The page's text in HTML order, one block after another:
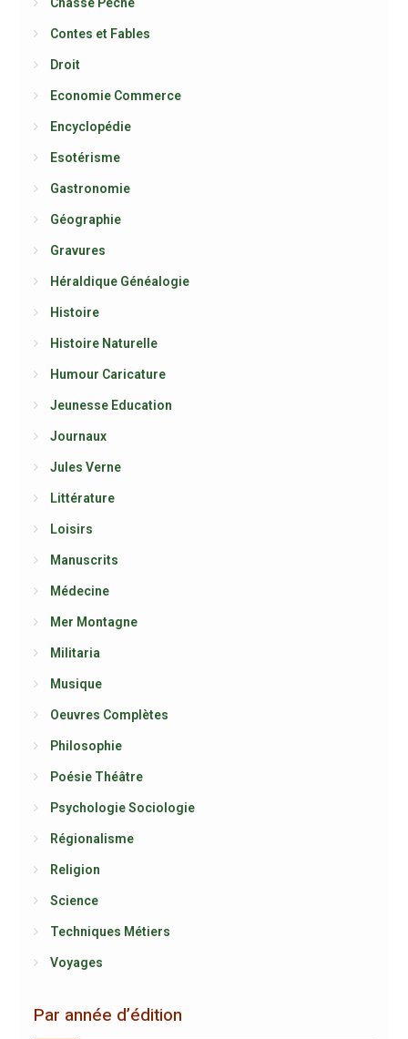
Contes et Fables
Droit
Economie Commerce
Encyclopédie
Esotérisme
Gastronomie
Géographie
Gravures
Héraldique Généalogie
Histoire
Histoire Naturelle
Humour Caricature
Jeunesse Education
Journaux
Jules Verne
Littérature
Loisirs
Manuscrits
Médecine
Mer Montagne
Militaria
Musique
Oeuvres Complètes
Philosophie
Poésie Théâtre
Psychologie Sociologie
Régionalisme
Religion
Science
Techniques Métiers
Voyages
Par année d’édition